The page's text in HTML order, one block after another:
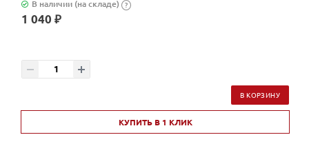
В наличии (на складе) ?
1 040 ₽
В КОРЗИНУ
КУПИТЬ В 1 КЛИК